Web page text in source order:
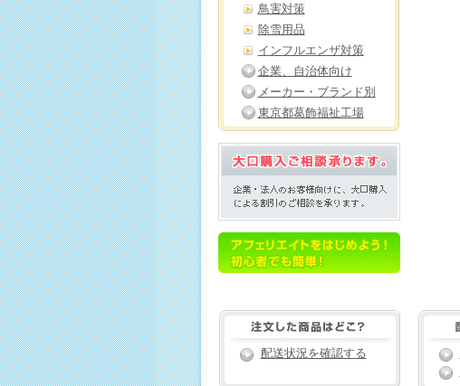
鳥害対策
除雪用品
インフルエンザ対策
企業、自治体向け
メーカー・ブランド別
東京都葛飾福祉工場
配送状況を確認する